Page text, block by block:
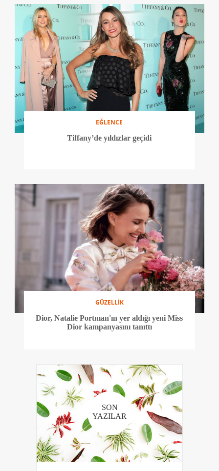
EĞLENCE
Tiffany’de yıldızlar geçidi
GÜZELLİK
Dior, Natalie Portman'ın yer aldığı yeni Miss
Dior kampanyasını tanıttı
SON
YAZILAR